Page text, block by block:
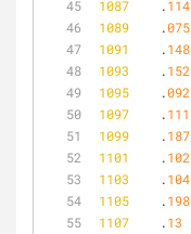
1087
	.
114
1089
	.
075
1091
	.
148
1093
	.
152
1095
	.
092
1097
	.
111
1099
	.
187
1101
	.
102
1103
	.
104
1105
	.
198
1107
	.
13